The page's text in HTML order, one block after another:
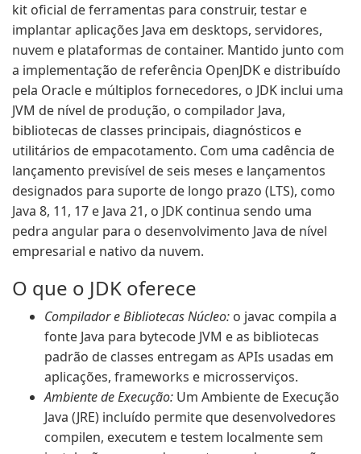
kit oficial de ferramentas para construir, testar e
implantar aplicações Java em desktops, servidores,
nuvem e plataformas de container. Mantido junto com
a implementação de referência OpenJDK e distribuído
pela Oracle e múltiplos fornecedores, o JDK inclui uma
JVM de nível de produção, o compilador Java,
bibliotecas de classes principais, diagnósticos e
utilitários de empacotamento. Com uma cadência de
lançamento previsível de seis meses e lançamentos
designados para suporte de longo prazo (LTS), como
Java 8, 11, 17 e Java 21, o JDK continua sendo uma
pedra angular para o desenvolvimento Java de nível
empresarial e nativo da nuvem.
O que o JDK oferece
Compilador e Bibliotecas Núcleo: o javac compila a
fonte Java para bytecode JVM e as bibliotecas
padrão de classes entregam as APIs usadas em
aplicações, frameworks e microsserviços.
Ambiente de Execução: Um Ambiente de Execução
Java (JRE) incluído permite que desenvolvedores
compilen, executem e testem localmente sem